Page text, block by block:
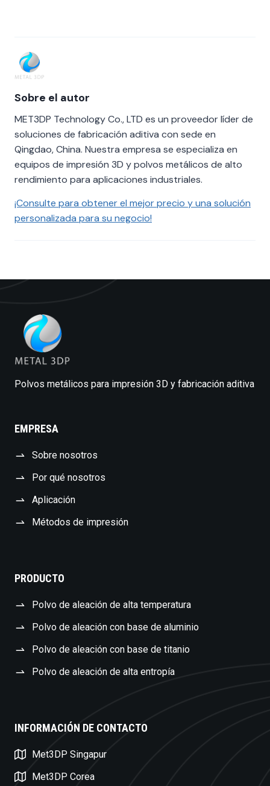
Sobre el autor
MET3DP Technology Co., LTD es un proveedor líder de
soluciones de fabricación aditiva con sede en
Qingdao, China. Nuestra empresa se especializa en
equipos de impresión 3D y polvos metálicos de alto
rendimiento para aplicaciones industriales.
¡Consulte para obtener el mejor precio y una solución
personalizada para su negocio!
Polvos metálicos para impresión 3D y fabricación aditiva
EMPRESA
Sobre nosotros
Por qué nosotros
Aplicación
Métodos de impresión
PRODUCTO
Polvo de aleación de alta temperatura
Polvo de aleación con base de aluminio
Polvo de aleación con base de titanio
Polvo de aleación de alta entropía
INFORMACIÓN DE CONTACTO
Met3DP Singapur
Met3DP Corea